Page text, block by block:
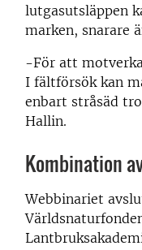
lutgasutsläppen
marken, snarare
-För att
I fältförsök kan
enbart stråsäd
Hallin.
Kombination
Webbinariet